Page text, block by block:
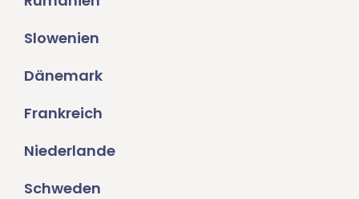
Slowenien
Dänemark
Frankreich
Niederlande
Schweden